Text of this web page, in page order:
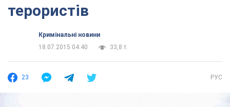
терористів
Кримінальні новини
18.07.2015 04:40
33,8 т.
23 РУС